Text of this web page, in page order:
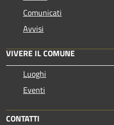
Comunicati
Avvisi
VIVERE IL COMUNE
Luoghi
Eventi
CONTATTI